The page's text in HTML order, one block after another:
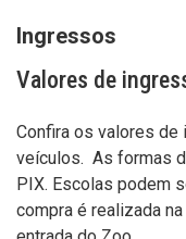
Ingressos
Valores de
Confira os valores
veículos. As formas
PIX. Escolas podem
compra é realizada